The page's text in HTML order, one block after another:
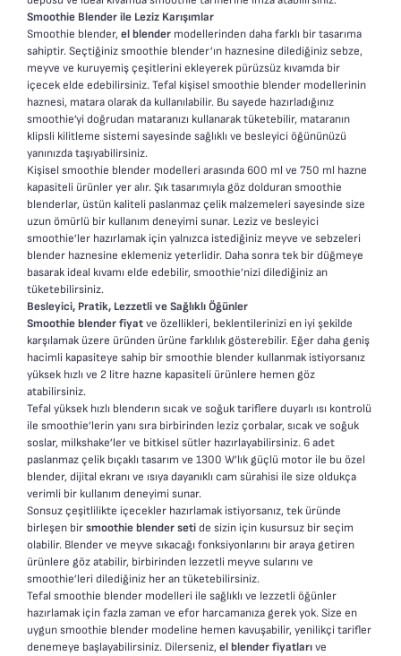
hassasiyetle
ekleyebilirsiniz.
Hava Soğutma sistemi.
KARIŞTIRMA: 2 kademeli
hız ayarı ve buz küpleri
için Pulse fonksiyonuna
sahip ergonomik düğme
• GÜÇLÜ: Topaksız, hızlı ve
mükemmel karıştırma
için 450 W motor
• PRATİK: Malzemeleri
ekstra hassasiyetle
güvenli ve kolay bir
şekilde eklemek için
entegre dozaj kabına
sahip 1,5 L hacimli kap
(1,25 L karıştırma alanı).
Smoothie Blender ile Leziz Karışımlar
Smoothie blender, el blender modellerinden daha farklı bir tasarıma
sahiptir. Seçtiğiniz smoothie blender’ın haznesine dilediğiniz sebze,
meyve ve kuruyemiş çeşitlerini ekleyerek pürüzsüz kıvamda bir
içecek elde edebilirsiniz. Tefal kişisel smoothie blender modellerinin
haznesi, matara olarak da kullanılabilir. Bu sayede hazırladığınız
smoothie’yi doğrudan mataranızı kullanarak tüketebilir, mataranın
klipsli kilitleme sistemi sayesinde sağlıklı ve besleyici öğününüzü
yanınızda taşıyabilirsiniz.
Kişisel smoothie blender modelleri arasında 600 ml ve 750 ml hazne
kapasiteli ürünler yer alır. Şık tasarımıyla göz dolduran smoothie
blenderlar, üstün kaliteli paslanmaz çelik malzemeleri sayesinde size
uzun ömürlü bir kullanım deneyimi sunar. Leziz ve besleyici
smoothie’ler hazırlamak için yalnızca istediğiniz meyve ve sebzeleri
blender haznesine eklemeniz yeterlidir. Daha sonra tek bir düğmeye
basarak ideal kıvamı elde edebilir, smoothie’nizi dilediğiniz an
tüketebilirsiniz.
Besleyici, Pratik, Lezzetli ve Sağlıklı Öğünler
Smoothie blender fiyatve özellikleri, beklentilerinizi en iyi şekilde
karşılamak üzere üründen ürüne farklılık gösterebilir. Eğer daha geniş
hacimli kapasiteye sahip bir smoothie blender kullanmak istiyorsanız
yüksek hızlı ve 2 litre hazne kapasiteli ürünlere hemen göz
atabilirsiniz.
Tefal yüksek hızlı blenderın sıcak ve soğuk tariflere duyarlı ısı kontrolü
ile smoothie’lerin yanı sıra birbirinden leziz çorbalar, sıcak ve soğuk
soslar, milkshake’ler ve bitkisel sütler hazırlayabilirsiniz. 6 adet
paslanmaz çelik bıçaklı tasarım ve 1300 W’lık güçlü motor ile bu özel
blender, dijital ekranı ve ısıya dayanıklı cam sürahisi ile size oldukça
verimli bir kullanım deneyimi sunar.
Sonsuz çeşitlilikte içecekler hazırlamak istiyorsanız, tek üründe
birleşen birsmoothie blender setide sizin için kusursuz bir seçim
olabilir. Blender ve meyve sıkacağı fonksiyonlarını bir araya getiren
ürünlere göz atabilir, birbirinden lezzetli meyve sularını ve
smoothie’leri dilediğiniz her an tüketebilirsiniz.
Tefal smoothie blender modelleri ile sağlıklı ve lezzetli öğünler
hazırlamak için fazla zaman ve efor harcamanıza gerek yok. Size en
uygun smoothie blender modeline hemen kavuşabilir, yenilikçi tarifler
denemeye başlayabilirsiniz. Dilerseniz, el blender fiyatlarıve